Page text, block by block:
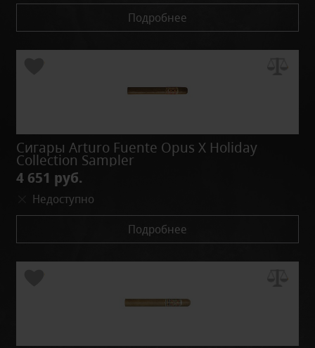
Подробнее
Сигары Arturo Fuente Opus X Holiday
Collection Sampler
4 651 руб.
Недоступно
Подробнее